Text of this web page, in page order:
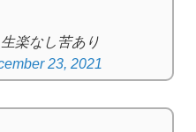
楽なし苦あり
23, 2021